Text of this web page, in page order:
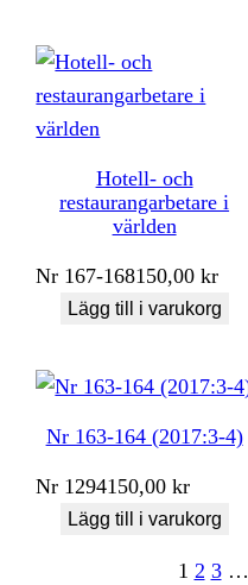
Hotell- och
restaurangarbetare i
världen
Nr 167-168150,00kr
Lägg till i varukorg
Nr 163-164 (2017:3-4)
Nr 1294150,00kr
Lägg till i varukorg
1 2 3 …